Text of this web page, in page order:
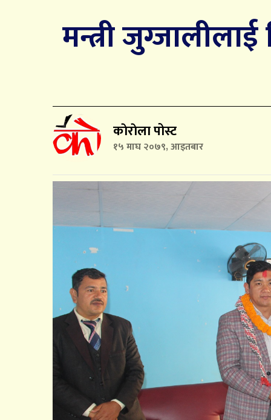
मन्त्री
काेराेला पोस्ट
१५ माघ २०७९, आइतबार